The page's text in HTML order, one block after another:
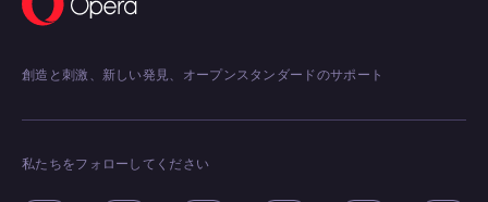
創造と刺激、新しい発見、オープンスタンダードのサポート
私たちをフォローしてください